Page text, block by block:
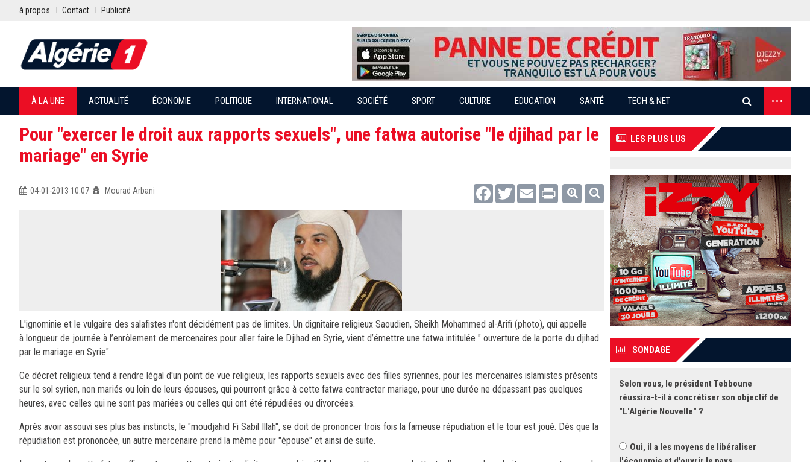
à propos Contact Publicité
À LA UNE ACTUALITÉ ÉCONOMIE POLITIQUE INTERNATIONAL SOCIÉTÉ SPORT CULTURE EDUCATION SANTÉ TECH & NET
...
Pour "exercer le droit aux rapports sexuels", une fatwa autorise "le djihad par le
mariage" en Syrie
04-01-2013 10:07 Mourad Arbani FacebookTwitter Email Print
L'ignominie et le vulgaire des salafistes n'ont décidément pas de limites. Un dignitaire religieux Saoudien, Sheikh Mohammed al-Arifi (photo), qui appelle
à longueur de journée à l’enrôlement de mercenaires pour aller faire le Djihad en Syrie, vient d’émettre une fatwa intitulée " ouverture de la porte du djihad
par le mariage en Syrie".
Ce décret religieux tend à rendre légal d'un point de vue religieux, les rapports sexuels avec des filles syriennes, pour les mercenaires islamistes présents
sur le sol syrien, non mariés ou loin de leurs épouses, qui pourront grâce à cette fatwa contracter mariage, pour une durée ne dépassant pas quelques
heures, avec celles qui ne sont pas mariées ou celles qui ont été répudiées ou divorcées.
Après avoir assouvi ses plus bas instincts, le "moudjahid Fi Sabil Illah", se doit de prononcer trois fois la fameuse répudiation et le tour est joué. Dès que la
répudiation est prononcée, un autre mercenaire prend la même pour "épouse" et ainsi de suite.
LES PLUS LUS
SONDAGE
Selon vous, le président Tebboune
réussira-t-il à concrétiser son objectif de
"L'Algérie Nouvelle" ?
Oui, il a les moyens de libéraliser